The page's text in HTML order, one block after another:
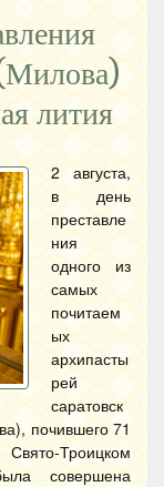
лития
2 августа,
в день
преставле
ния
одного из
самых
почитаем
ых
архипасты
рей
саратовск
почившего 71
Троицком
совершена